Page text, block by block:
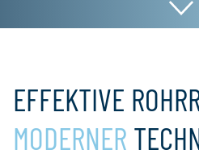
EFFEKTIVE
MODERNER